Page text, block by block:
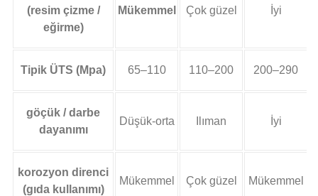
(resim çizme /
eğirme)
Mükemmel Çok güzel İyi
Tipik ÜTS (Mpa) 65–110 110–200 200–290
göçük / darbe
dayanımı
Düşük-orta Ilıman İyi
korozyon direnci
(gıda kullanımı)
Mükemmel Çok güzel Mükemmel